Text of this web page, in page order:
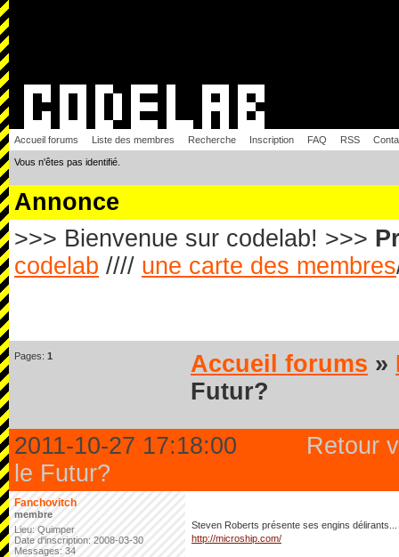
Accueil forums Liste des membres Recherche Inscription FAQ RSS
Vous n'êtes pas identifié.
Annonce
>>> Bienvenue sur codelab! >>>
codelab //// une carte des membres
Pages: 1 Accueil forums »
Futur?
2011-10-27 17:18:00
Retour
le Futur?
Fanchovitch
membre
Lieu: Quimper
Date d'inscription: 2008-03-30
Messages: 34
Steven Roberts présente ses engins délirants...
http://microship.com/